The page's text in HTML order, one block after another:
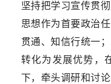
坚持把学习宣传贯
思想作为首要政治
贯通、知信行统一
转化为发展优势，
下，牵头调研和讨